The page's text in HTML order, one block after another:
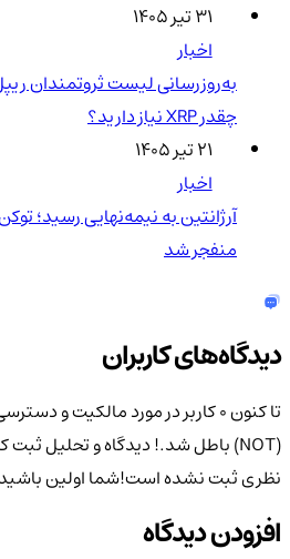
۳۱ تیر ۱۴۰۵
اخبار
چقدر XRP نیاز دارید؟
۲۱ تیر ۱۴۰۵
اخبار
منفجر شد
دیدگاه‌های کاربران
تا کنون 0 کاربر در مورد
مالکیت و دسترسی
دیدگاه و تحلیل ثبت
نظری ثبت نشده است!شما اولین باشید
افزودن دیدگاه